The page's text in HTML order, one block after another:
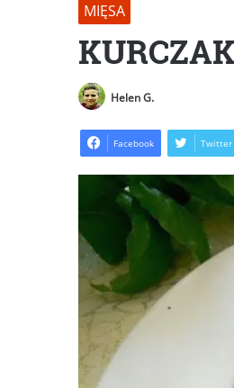
MIĘSA
Helen G.
Facebook Twitter